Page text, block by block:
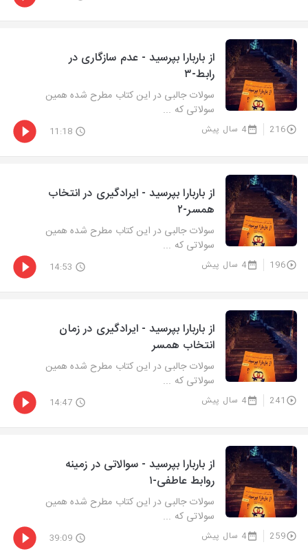
از باربارا بپرسید - عدم سازگاری در
رابط-۳
سولات جالبی در این کتاب مطرح شده همین
سولاتی که ...
216 4 سال پیش 11:18
از باربارا بپرسید - ایرادگیری در انتخاب
همسر-۲
سولات جالبی در این کتاب مطرح شده همین
سولاتی که ...
196 4 سال پیش 14:53
از باربارا بپرسید - ایرادگیری در زمان
انتخاب همسر
سولات جالبی در این کتاب مطرح شده همین
سولاتی که ...
241 4 سال پیش 14:47
از باربارا بپرسید - سوالاتی در زمینه
روابط عاطفی-۱
سولات جالبی در این کتاب مطرح شده همین
سولاتی که ...
259 4 سال پیش 39:09